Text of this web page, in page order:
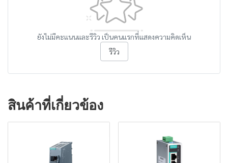
ยังไม่มีคะแนนและรีวิว เป็นคนแรกที่แสดงความคิดเห็น
รีวิว
สินค้าที่เกี่ยวข้อง